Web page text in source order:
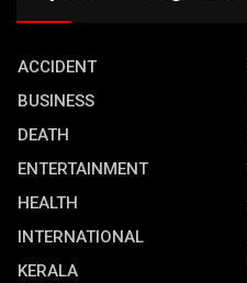
ACCIDENT
BUSINESS
DEATH
ENTERTAINMENT
HEALTH
INTERNATIONAL
KERALA